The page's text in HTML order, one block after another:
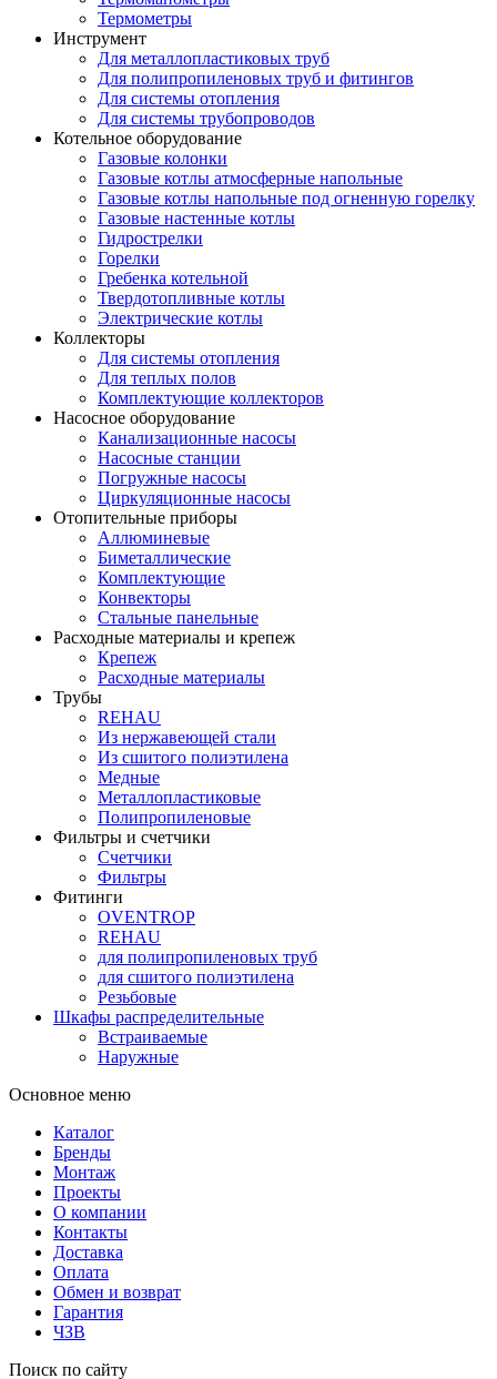
Термометры
Инструмент
Для металлопластиковых труб
Для полипропиленовых труб и фитингов
Для системы отопления
Для системы трубопроводов
Котельное оборудование
Газовые колонки
Газовые котлы атмосферные напольные
Газовые котлы напольные под огненную горелку
Газовые настенные котлы
Гидрострелки
Горелки
Гребенка котельной
Твердотопливные котлы
Электрические котлы
Коллекторы
Для системы отопления
Для теплых полов
Комплектующие коллекторов
Насосное оборудование
Канализационные насосы
Насосные станции
Погружные насосы
Циркуляционные насосы
Отопительные приборы
Аллюминевые
Биметаллические
Комплектующие
Конвекторы
Стальные панельные
Расходные материалы и крепеж
Крепеж
Расходные материалы
Трубы
REHAU
Из нержавеющей стали
Из сшитого полиэтилена
Медные
Металлопластиковые
Полипропиленовые
Фильтры и счетчики
Счетчики
Фильтры
Фитинги
OVENTROP
REHAU
для полипропиленовых труб
для сшитого полиэтилена
Резьбовые
Шкафы распределительные
Встраиваемые
Наружные
Основное меню
Каталог
Бренды
Монтаж
Проекты
О компании
Контакты
Доставка
Оплата
Обмен и возврат
Гарантия
ЧЗВ
Поиск по сайту